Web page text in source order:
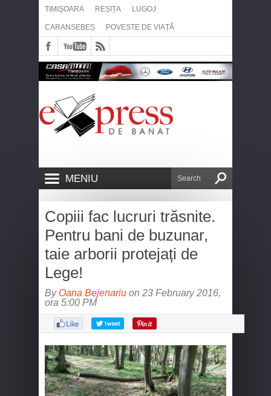
TIMIȘOARA REȘIȚA LUGOJ
CARANSEBEȘ POVESTE DE VIAȚĂ
MENIU
Copiii fac lucruri trăsnite.
Pentru bani de buzunar,
taie arborii protejați de
Lege!
By Oana Bejenariu on 23 February 2016,
ora 5:00 PM